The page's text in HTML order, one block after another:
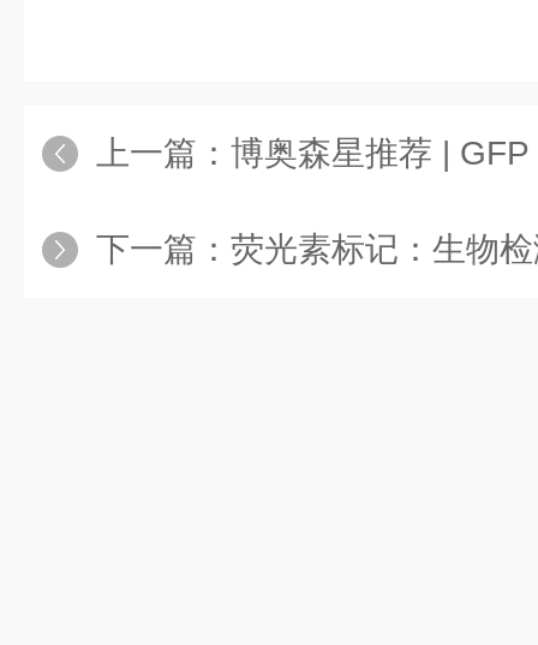
上一篇： 博奥森星推荐 | GFP
下一篇： 荧光素标记：生物检测与